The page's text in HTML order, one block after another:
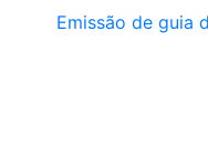
Emissão de guia